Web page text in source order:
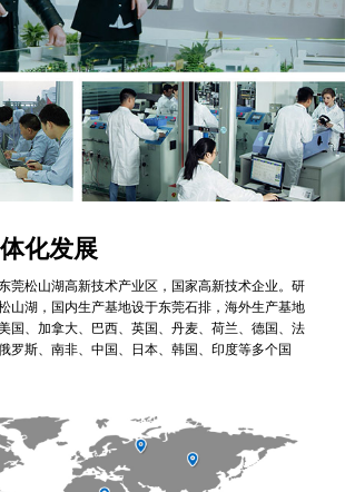
化发展
莞松山湖高新技术产业区，国家高新技术企业。研
山湖，国内生产基地设于东莞石排，海外生产基地
国、加拿大、巴西、英国、丹麦、荷兰、德国、法
罗斯、南非、中国、日本、韩国、印度等多个国